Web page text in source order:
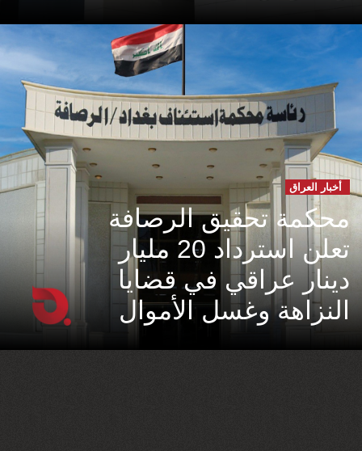
أخبار العراق
محكمة تحقيق الرصافة
تعلن استرداد 20 مليار
دينار عراقي في قضايا
النزاهة وغسل الأموال